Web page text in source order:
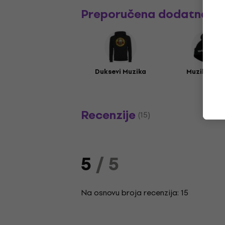
Preporučena dodatna
Duksevi Muzika Muzika kape
Recenzije (15)
5/ 5
Na osnovu broja recenzija: 15